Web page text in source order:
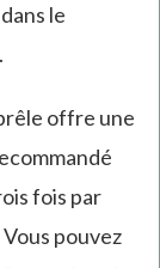
le
offre une
fois par
pouvez